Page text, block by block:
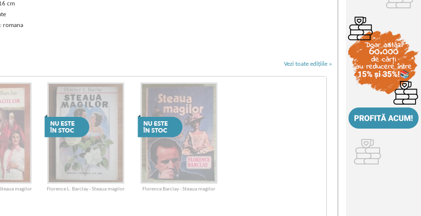
cm
romana
Vezi toate edițiile »
magilor Florence L. Barclay - Steaua magilor Florence Barclay - Steaua magilor